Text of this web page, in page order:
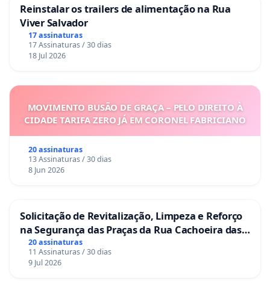
Reinstalar os trailers de alimentação na Rua
Viver Salvador
17 assinaturas
17 Assinaturas / 30 dias
18 Jul 2026
MOVIMENTO BUSÃO DE GRAÇA – PELO DIREITO À
CIDADE TARIFA ZERO JÁ EM CORONEL FABRICIANO
20 assinaturas
13 Assinaturas / 30 dias
8 Jun 2026
Solicitação de Revitalização, Limpeza e Reforço
na Segurança das Praças da Rua Cachoeira das
Sete Ilhas
20 assinaturas
11 Assinaturas / 30 dias
9 Jul 2026